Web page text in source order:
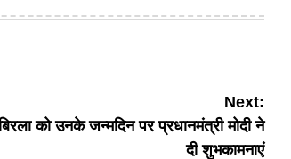
Next:
को उनके जन्मदिन पर प्रधानमंत्री मोदी ने
दी शुभकामनाएं